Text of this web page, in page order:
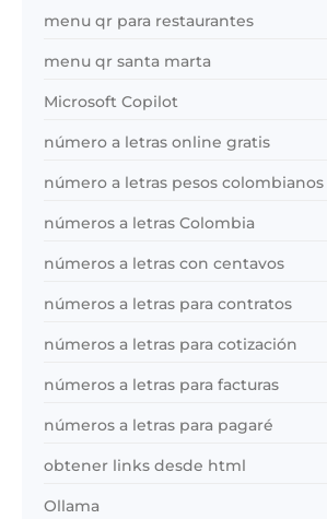
menu qr para restaurantes
menu qr santa marta
Microsoft Copilot
número a letras online gratis
número a letras pesos colombianos
números a letras Colombia
números a letras con centavos
números a letras para contratos
números a letras para cotización
números a letras para facturas
números a letras para pagaré
obtener links desde html
Ollama